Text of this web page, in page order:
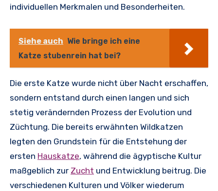
individuellen Merkmalen und Besonderheiten.
Siehe auch Wie bringe ich eine
Katze stubenrein hat bei?
Die erste Katze wurde nicht über Nacht erschaffen,
sondern entstand durch einen langen und sich
stetig verändernden Prozess der Evolution und
Züchtung. Die bereits erwähnten Wildkatzen
legten den Grundstein für die Entstehung der
ersten Hauskatze, während die ägyptische Kultur
maßgeblich zur Zucht und Entwicklung beitrug. Die
verschiedenen Kulturen und Völker wiederum